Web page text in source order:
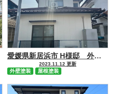
愛媛県新居浜市 H様邸 外壁塗装屋根塗装工事 施行事例
2023.11.12 更新
外壁塗装 屋根塗装